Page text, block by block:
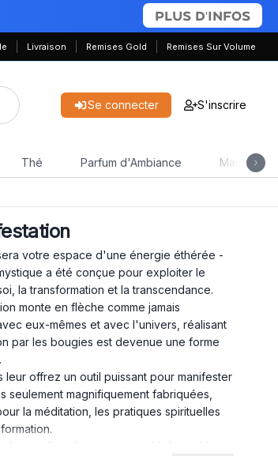
PLUS D'INFOS
Livraison Remises Gold Remises Sur Volume
Se connecter S'inscrire
Thé Parfum d'Ambiance Maison &
votre espace d'une énergie éthérée -
a été conçue pour exploiter le
la transformation et la transcendance.
monte en flèche comme jamais
eux-mêmes et avec l'univers, réalisant
par les bougies est devenue une forme
offrez un outil puissant pour manifester
magnifiquement fabriquées,
la méditation, les pratiques spirituelles
l'enchantement se déployer. Vos